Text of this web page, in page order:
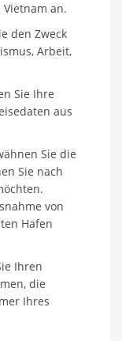
an.
den Zweck
Arbeit,
Sie Ihre
aus
Sie die
Sie nach
von
Hafen
Ihren
die
Ihres